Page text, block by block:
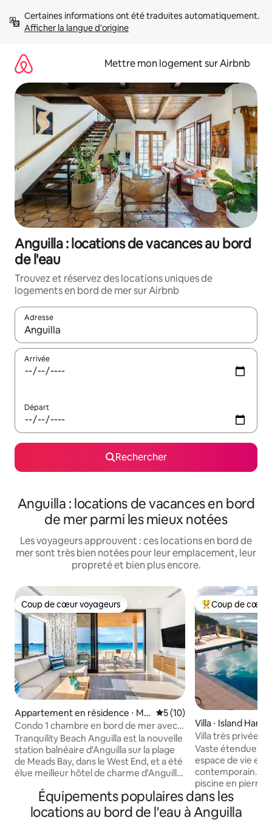
directement
Afficher la langue d'origine
Mettre mon logement sur Airbnb
Anguilla : locations de vacances au bord
de l'eau
Trouvez et réservez des locations uniques de
logements en bord de mer sur Airbnb
Adresse
Lorsque les résultats s'affichent, utilisez les flèches vers le
Arrivée
Départ
Rechercher
Anguilla : locations de vacances en bord
de mer parmi les mieux notées
Les voyageurs approuvent : ces locations en bord de
mer sont très bien notées pour leur emplacement, leur
propreté et bien plus encore.
Coup de cœur voyageurs
Coup de cœur voyageurs
Appartement en résidence ⋅ Me
ads Bay Beach
Évaluation moyenne sur la
5 (10)
Condo 1 chambre en bord de mer avec
terrasse, jacuzzi, vue imprenable +
canapé-lit supplémentaire
Tranquility Beach Anguilla est la nouvelle
station balnéaire d'Anguilla sur la plage
de Meads Bay, dans le West End, et a été
élue meilleur hôtel de charme d'Anguilla
pour des vacances à la plage est à votre
porte et notre personnel primé est à
votre service. Nagez et faites du
Coups de cœur
Coup de cœur
Villa ⋅ Island
Villa très privée
Bay à proximité
Vaste étendue
espace de vie en
contemporain.
piscine en pierre
extérieur (non
bord de mer
de paix privé.
Équipements populaires dans les
locations au bord de l'eau à Anguilla